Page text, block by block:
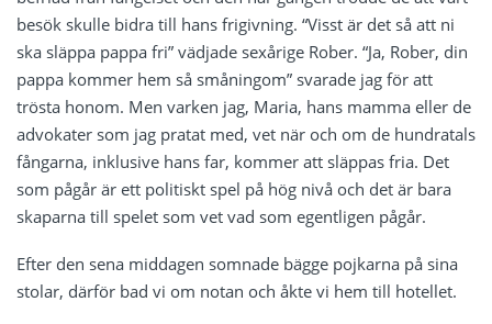
besök skulle bidra till hans frigivning. “Visst är det så att ni
ska släppa pappa fri” vädjade sexårige Rober. “Ja, Rober, din
pappa kommer hem så småningom” svarade jag för att
trösta honom. Men varken jag, Maria, hans mamma eller de
advokater som jag pratat med, vet när och om de hundratals
fångarna, inklusive hans far, kommer att släppas fria. Det
som pågår är ett politiskt spel på hög nivå och det är bara
skaparna till spelet som vet vad som egentligen pågår.
Efter den sena middagen somnade bägge pojkarna på sina
stolar, därför bad vi om notan och åkte vi hem till hotellet.